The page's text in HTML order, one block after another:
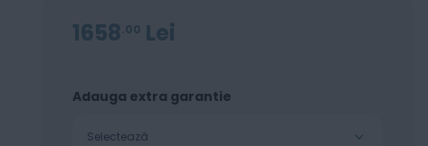
1658 00 Lei
Adauga extra garantie
Selectează